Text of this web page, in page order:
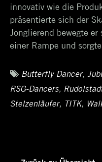
innovativ wie die
präsentierte sich der
Jonglierend bewegte
einer Rampe und
Tags
Butterfly Dancer,
RSG-Dancers,
Stelzenläufer, TITK,